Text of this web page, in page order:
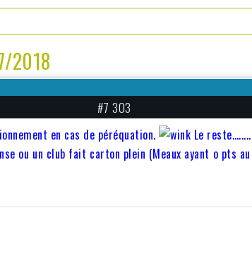
2018
#7 303
en cas de péréquation.
Le
ou un club fait carton plein (Meaux ayant o pts